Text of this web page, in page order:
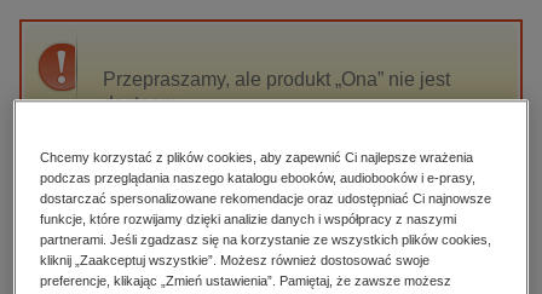
biznesowe, branżowe, gospodarka
dzienniki
edukacja
hobby, sport, rozrywka
komputery, internet, technologie, informatyka
Przepraszamy, ale produkt „Ona” nie jest
dostępny.
High-contrast mode
Polecane
Chcemy korzystać z plików cookies, aby zapewnić Ci najlepsze wrażenia
podczas przeglądania naszego katalogu ebooków, audiobooków i e-prasy,
dostarczać spersonalizowane rekomendacje oraz udostępniać Ci najnowsze
funkcje, które rozwijamy dzięki analizie danych i współpracy z naszymi
partnerami. Jeśli zgadzasz się na korzystanie ze wszystkich plików cookies,
kliknij „Zaakceptuj wszystkie”. Możesz również dostosować swoje
preferencje, klikając „Zmień ustawienia”. Pamiętaj, że zawsze możesz